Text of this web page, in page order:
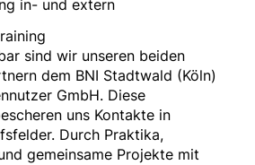
in- und extern
sind wir unseren beiden
dem BNI Stadtwald (Köln)
GmbH. Diese
uns Kontakte in
Durch Praktika,
gemeinsame Projekte mit